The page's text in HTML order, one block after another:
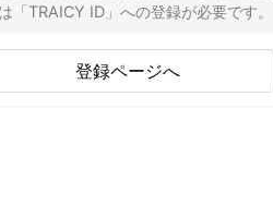
「TRAICY ID」への登録が必要です。
登録ページへ